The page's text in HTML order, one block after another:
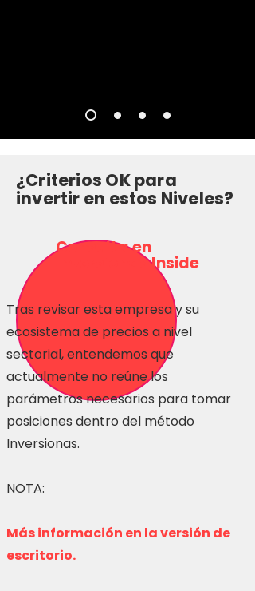
¿Criterios OK para
invertir en estos Niveles?
Consulta en
Inversionas Inside
Tras revisar esta empresa y su
ecosistema de precios a nivel
sectorial, entendemos que
actualmente no reúne los
parámetros necesarios para tomar
posiciones dentro del método
Inversionas.
NOTA:
Más información en la versión de
escritorio.